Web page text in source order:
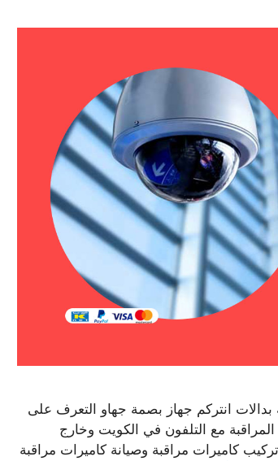
انتركم جهاز بصمة جهاو التعرف على
مع التلفون في الكويت وخارج
كاميرات مراقبة وصيانة كاميرات مراقبة